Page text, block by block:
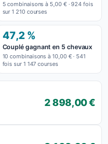
5 combinaisons à 5,00 € · 924 fois
sur 1 210 courses
47,2 %
Couplé gagnant en 5 chevaux
10 combinaisons à 10,00 € · 541
fois sur 1 147 courses
2 898,00 €